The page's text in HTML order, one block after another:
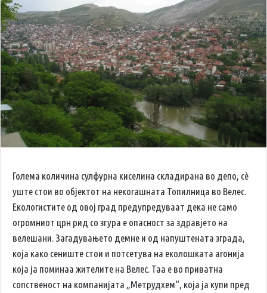
Голема количина сулфурна киселина складирана во депо, сѐ
уште стои во објектот на некогашната Топилница во Велес.
Екологистите од овој град предупредуваат дека не само
огромниот црн рид со згура е опасност за здравјето на
велешани. Загадувањето демне и од напуштената зграда,
која како сениште стои и потсетува на еколошката агонија
која ја поминаа жителите на Велес. Таа е во приватна
сопственост на компанијата „Метрудхем“, која ја купи пред